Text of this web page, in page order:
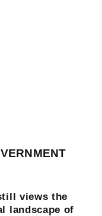
views the
landscape of